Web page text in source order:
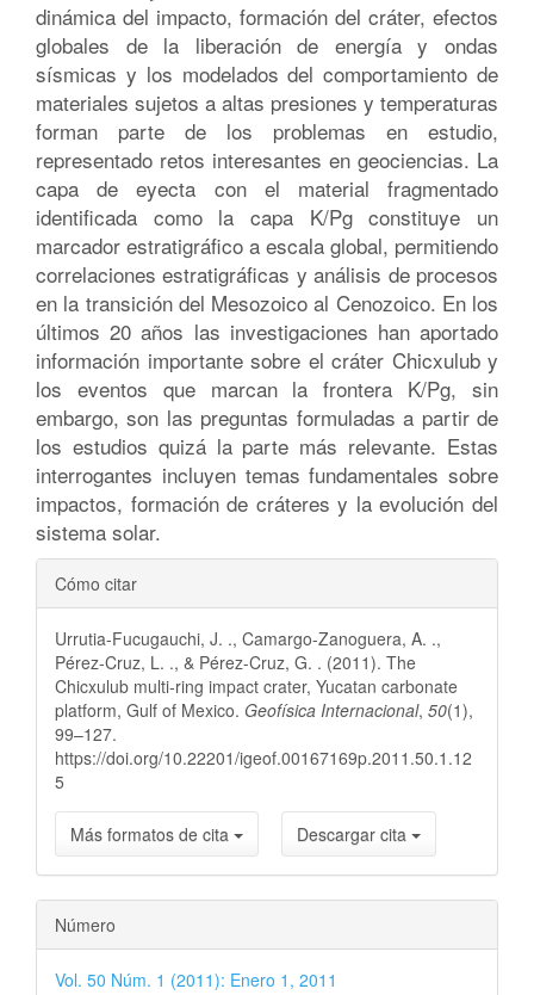
dinámica del impacto, formación del cráter, efectos
globales de la liberación de energía y ondas
sísmicas y los modelados del comportamiento de
materiales sujetos a altas presiones y temperaturas
forman parte de los problemas en estudio,
representado retos interesantes en geociencias. La
capa de eyecta con el material fragmentado
identificada como la capa K/Pg constituye un
marcador estratigráfico a escala global, permitiendo
correlaciones estratigráficas y análisis de procesos
en la transición del Mesozoico al Cenozoico. En los
últimos 20 años las investigaciones han aportado
información importante sobre el cráter Chicxulub y
los eventos que marcan la frontera K/Pg, sin
embargo, son las preguntas formuladas a partir de
los estudios quizá la parte más relevante. Estas
interrogantes incluyen temas fundamentales sobre
impactos, formación de cráteres y la evolución del
sistema solar.
Detalles
del
artículo
Cómo citar
Urrutia-Fucugauchi, J. ., Camargo-Zanoguera, A. .,
Pérez-Cruz, L. ., & Pérez-Cruz, G. . (2011). The
Chicxulub multi-ring impact crater, Yucatan carbonate
platform, Gulf of Mexico. Geofísica Internacional, 50(1),
99–127.
https://doi.org/10.22201/igeof.00167169p.2011.50.1.12
5
Más formatos de cita Descargar cita
Número
Vol. 50 Núm. 1 (2011): Enero 1, 2011